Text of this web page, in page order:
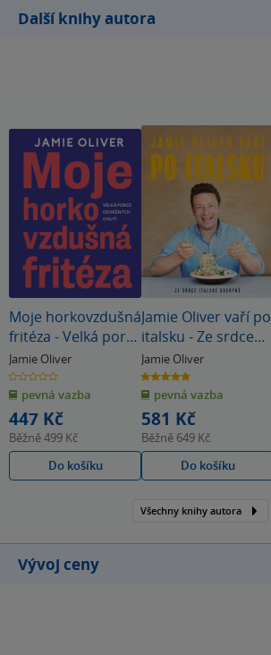
Další knihy autora
Moje horkovzdušná
fritéza - Velká porce
odvážných chutí
Jamie Oliver
0.0
z
5
hvězdiček
pevná vazba
447 Kč
Běžně499 Kč
Do košíku
Jamie Oliver vaří po
italsku - Ze srdce
italské kuchyně
Jamie Oliver
4.9
z
5
hvězdiček
pevná vazba
581 Kč
Běžně 649 Kč
Do košíku
Všechny knihy autora
Vývoj ceny